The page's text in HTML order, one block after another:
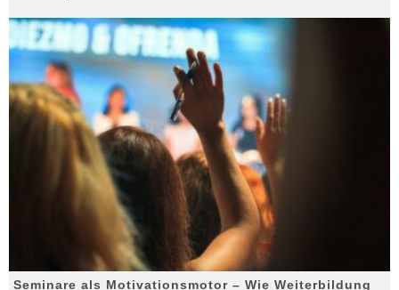
Seminare als Motivationsmotor – Wie Weiterbildung